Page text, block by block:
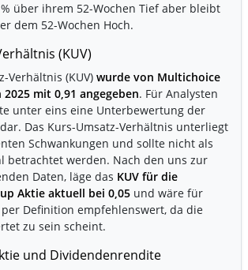
über ihrem 52-Wochen Tief aber bleibt
dem 52-Wochen Hoch.
(KUV)
Verhältnis (KUV) wurde von Multichoice
mit 0,91 angegeben. Für Analysten
unter eins eine Unterbewertung der
Das Kurs-Umsatz-Verhältnis unterliegt
Schwankungen und sollte nicht als
betrachtet werden. Nach den uns zur
Daten, läge das KUV für die
Aktie aktuell bei 0,05 und wäre für
Definition empfehlenswert, da die
zu sein scheint.
und Dividendenrendite